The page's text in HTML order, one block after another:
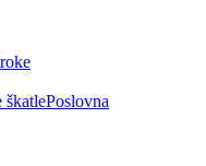
škatlePoslovna